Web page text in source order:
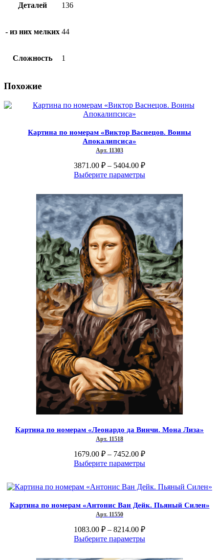
Деталей 136
- из них мелких 44
Сложность 1
Похожие
Картина по номерам «Виктор Васнецов. Воины
Апокалипсиса»
Арт. 11303
3871.00 ₽ – 5404.00 ₽Диапазон
цен:
5404.00 ₽
Выберите параметрыЭтот
несколько
вариаций.
Опции
можно
выбрать
на
странице
товара.
Картина по номерам «Леонардо да Винчи. Мона Лиза»
Арт. 11518
1679.00 ₽ – 7452.00 ₽Диапазон
цен:
7452.00 ₽
Выберите параметрыЭтот
несколько
Опции
странице
Картина по номерам «Антонис Ван Дейк. Пьяный Силен»
Арт. 11550
1083.00 ₽ – 8214.00 ₽Диапазон
цен:
Выберите параметрыЭтот